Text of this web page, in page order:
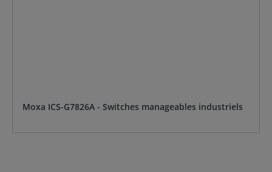
Moxa ICS-G7826A - Switches manageables industriels